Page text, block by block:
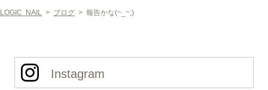
LOGIC NAIL > ブログ > 報告かな(~_~;)
Instagram